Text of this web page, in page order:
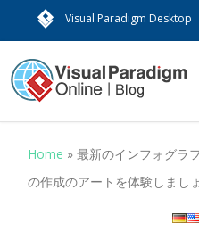
Visual Paradigm Desktop
Home »最新のインフォグラ
の作成のアートを体験しまし